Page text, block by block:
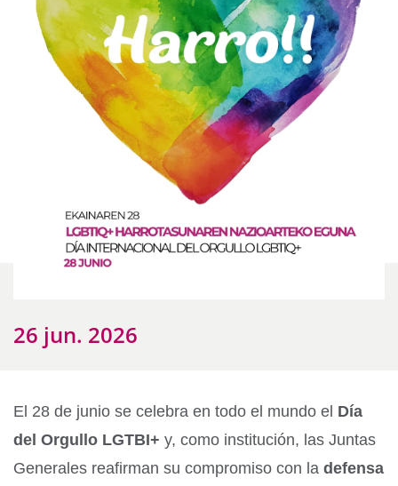
26 jun. 2026
El 28 de junio se celebra en todo el mundo el Día
del Orgullo LGTBI+ y, como institución, las Juntas
Generales reafirman su compromiso con la defensa